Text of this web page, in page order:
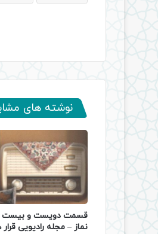
نوشته های
قسمت دویست و بیست
نماز – مجله رادیویی